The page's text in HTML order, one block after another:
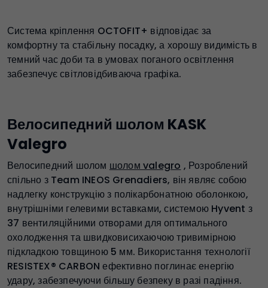
Система кріплення OCTOFIT+ відповідає за
комфортну та стабільну посадку, а хорошу видимість в
темний час доби та в умовах поганого освітлення
забезпечує світловідбиваюча графіка.
Велосипедний шолом KASK
Valegro
Велосипедний шолом шолом valegro , Розроблений
спільно з Team INEOS Grenadiers, він являє собою
надлегку конструкцію з полікарбонатною оболонкою,
внутрішніми гелевими вставками, системою Hyvent з
37 вентиляційними отворами для оптимального
охолодження та швидковисихаючою тривимірною
підкладкою товщиною 5 мм. Використання технології
RESISTEX® CARBON ефективно поглинає енергію
удару, забезпечуючи більшу безпеку в разі падіння.